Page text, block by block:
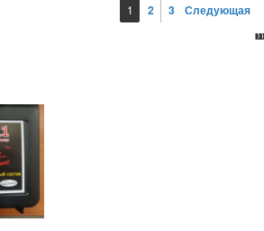
1 2 3 Следующая